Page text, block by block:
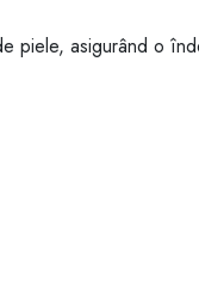
piele, asigurând o